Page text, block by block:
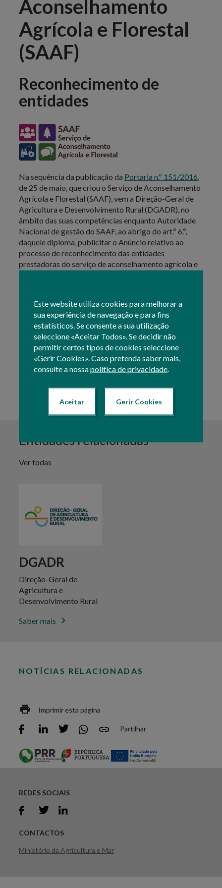
Este website utiliza cookies para melhorar a
sua experiência de navegação e para fins
estatísticos. Se consente a sua utilização
seleccione «Aceitar Todos». Se decidir não
permitir certos tipos de cookies seleccione
«Gerir Cookies». Caso pretenda saber mais,
consulte a nossapolítica de privacidade
Aceitar Gerir Cookies
Aconselhamento
Agrícola e Florestal
(SAAF)
Reconhecimento de
entidades
Na sequência da publicação da Portaria n.º 151/2016,
de 25 de maio, que criou o Serviço de Aconselhamento
Agrícola e Florestal (SAAF), vem a Direção-Geral de
Agricultura e Desenvolvimento Rural (DGADR), no
âmbito das suas competências enquanto Autoridade
Nacional de gestão do SAAF, ao abrigo do art.º 6.º,
daquele diploma, publicitar o Anúncio relativo ao
processo de reconhecimento das entidades
prestadoras do serviço de aconselhamento agrícola e
Agrícola e Florestal.
Esta informação não dispensa a consulta dosítio do
SAAF.
Texto atualizado em: 20 Janeiro 2025 10:53
Entidades relacionadas
Ver todas
DGADR
Direção-Geral de
Agricultura e
Desenvolvimento Rural
Saber mais
NOTÍCIAS RELACIONADAS
Imprimir esta página
Partilhar
REDES SOCIAIS
CONTACTOS
Ministério da Agricultura e Mar